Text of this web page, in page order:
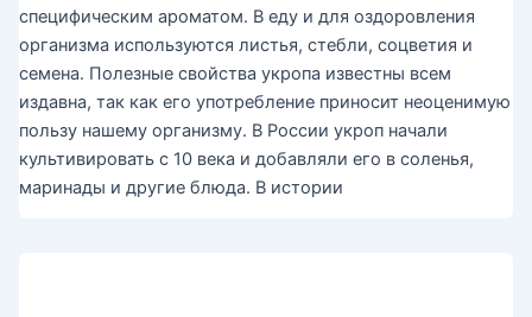
специфическим ароматом. В еду и для оздоровления
организма используются листья, стебли, соцветия и
семена. Полезные свойства укропа известны всем
издавна, так как его употребление приносит неоценимую
пользу нашему организму. В России укроп начали
культивировать с 10 века и добавляли его в соленья,
маринады и другие блюда. В истории